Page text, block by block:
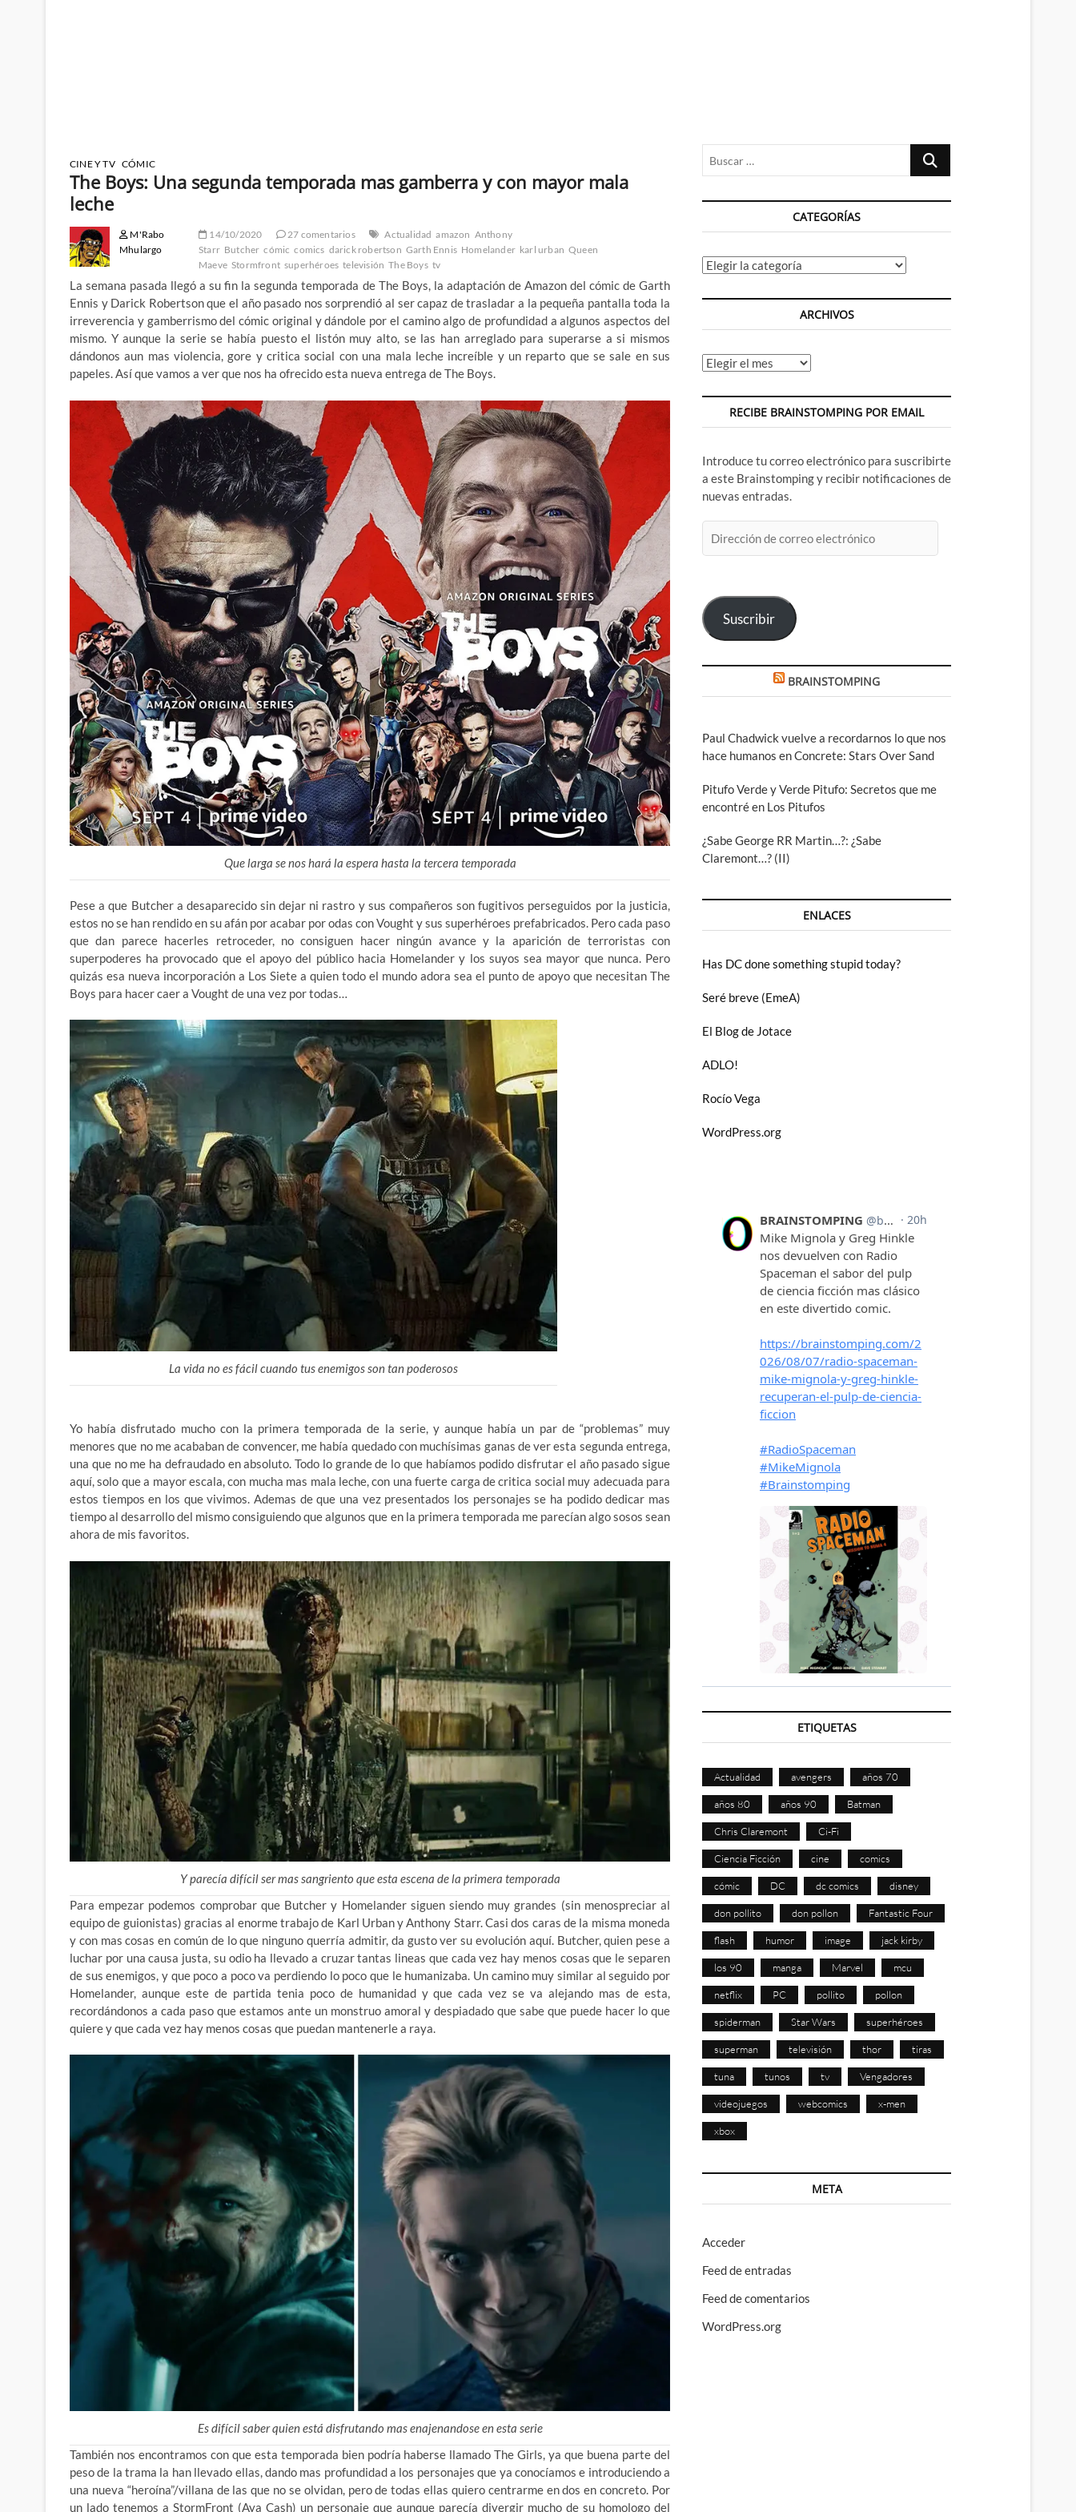
CINE Y TV CÓMIC
The Boys: Una segunda temporada mas gamberra y con mayor mala
leche
M'Rabo
Mhulargo
14/10/2020 27 comentarios Actualidad amazon Anthony
Starr Butcher cómic comics darick robertson Garth Ennis Homelander karl urban Queen
Maeve Stormfront superhéroes televisión The Boys tv
La semana pasada llegó a su fin la segunda temporada de The Boys, la adaptación de Amazon del cómic de Garth
Ennis y Darick Robertson que el año pasado nos sorprendió al ser capaz de trasladar a la pequeña pantalla toda la
irreverencia y gamberrismo del cómic original y dándole por el camino algo de profundidad a algunos aspectos del
mismo. Y aunque la serie se había puesto el listón muy alto, se las han arreglado para superarse a si mismos
dándonos aun mas violencia, gore y critica social con una mala leche increíble y un reparto que se sale en sus
papeles. Así que vamos a ver que nos ha ofrecido esta nueva entrega de The Boys.
Que larga se nos hará la espera hasta la tercera temporada
Pese a que Butcher a desaparecido sin dejar ni rastro y sus compañeros son fugitivos perseguidos por la justicia,
estos no se han rendido en su afán por acabar por odas con Vought y sus superhéroes prefabricados. Pero cada paso
que dan parece hacerles retroceder, no consiguen hacer ningún avance y la aparición de terroristas con
superpoderes ha provocado que el apoyo del público hacia Homelander y los suyos sea mayor que nunca. Pero
quizás esa nueva incorporación a Los Siete a quien todo el mundo adora sea el punto de apoyo que necesitan The
Boys para hacer caer a Vought de una vez por todas…
La vida no es fácil cuando tus enemigos son tan poderosos
Yo había disfrutado mucho con la primera temporada de la serie, y aunque había un par de “problemas” muy
menores que no me acababan de convencer, me había quedado con muchísimas ganas de ver esta segunda entrega,
una que no me ha defraudado en absoluto. Todo lo grande de lo que habíamos podido disfrutar el año pasado sigue
aquí, solo que a mayor escala, con mucha mas mala leche, con una fuerte carga de critica social muy adecuada para
estos tiempos en los que vivimos. Ademas de que una vez presentados los personajes se ha podido dedicar mas
tiempo al desarrollo del mismo consiguiendo que algunos que en la primera temporada me parecían algo sosos sean
ahora de mis favoritos.
Y parecía difícil ser mas sangriento que esta escena de la primera temporada
Para empezar podemos comprobar que Butcher y Homelander siguen siendo muy grandes (sin menospreciar al
equipo de guionistas) gracias al enorme trabajo de Karl Urban y Anthony Starr. Casi dos caras de la misma moneda
y con mas cosas en común de lo que ninguno querría admitir, da gusto ver su evolución aquí. Butcher, quien pese a
luchar por una causa justa, su odio ha llevado a cruzar tantas lineas que cada vez hay menos cosas que le separen
de sus enemigos, y que poco a poco va perdiendo lo poco que le humanizaba. Un camino muy similar al seguido por
Homelander, aunque este de partida tenia poco de humanidad y que cada vez se va alejando mas de esta,
recordándonos a cada paso que estamos ante un monstruo amoral y despiadado que sabe que puede hacer lo que
quiere y que cada vez hay menos cosas que puedan mantenerle a raya.
Es difícil saber quien está disfrutando mas enajenandose en esta serie
También nos encontramos con que esta temporada bien podría haberse llamado The Girls, ya que buena parte del
peso de la trama la han llevado ellas, dando mas profundidad a los personajes que ya conocíamos e introduciendo a
una nueva “heroína”/villana de las que no se olvidan, pero de todas ellas quiero centrarme en dos en concreto. Por
un lado tenemos a StormFront (Aya Cash) un personaje que aunque parecía divergir mucho de su homologo del
Buscar
CATEGORÍAS
Categorías
ARCHIVOS
Archivos
RECIBE BRAINSTOMPING POR EMAIL
Introduce tu correo electrónico para suscribirte
a este Brainstomping y recibir notificaciones de
nuevas entradas.
de
Suscribir
BRAINSTOMPING
Paul Chadwick vuelve a recordarnos lo que nos
hace humanos en Concrete: Stars Over Sand
Pitufo Verde y Verde Pitufo: Secretos que me
encontré en Los Pitufos
¿Sabe George RR Martin…?: ¿Sabe
Claremont…? (II)
ENLACES
Has DC done something stupid today?
Seré breve (EmeA)
El Blog de Jotace
ADLO!
Rocío Vega
WordPress.org
ETIQUETAS
Actualidad avengers años 70
años 80 años 90 Batman
Chris Claremont Ci-Fi
Ciencia Ficción cine comics
cómic DC dc comics disney
don pollito don pollon Fantastic Four
flash humor image jack kirby
los 90 manga Marvel mcu
netflix PC pollito pollon
spiderman Star Wars superhéroes
superman televisión thor tiras
tuna tunos tv Vengadores
videojuegos webcomics x-men
xbox
META
Acceder
Feed de entradas
Feed de comentarios
WordPress.org